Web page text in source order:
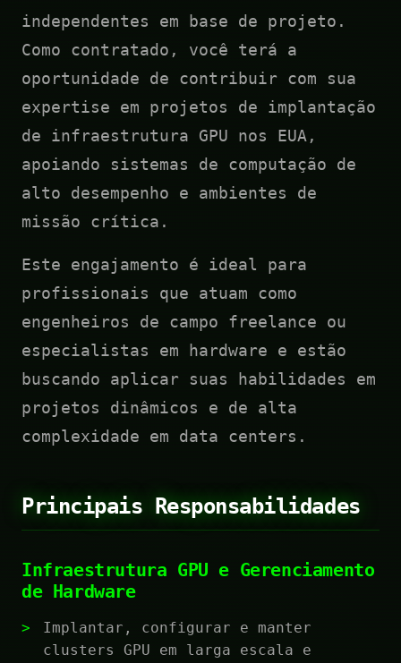
independentes em base de projeto.
Como contratado, você terá a
oportunidade de contribuir com sua
expertise em projetos de implantação
de infraestrutura GPU nos EUA,
apoiando sistemas de computação de
alto desempenho e ambientes de
missão crítica.
Este engajamento é ideal para
profissionais que atuam como
engenheiros de campo freelance ou
especialistas em hardware e estão
buscando aplicar suas habilidades em
projetos dinâmicos e de alta
complexidade em data centers.
Principais Responsabilidades
Infraestrutura GPU e Gerenciamento
de Hardware
Implantar, configurar e manter
clusters GPU em larga escala e